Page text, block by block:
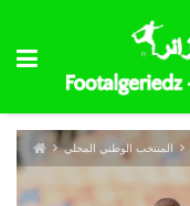
المنتخب الوطني المحلي